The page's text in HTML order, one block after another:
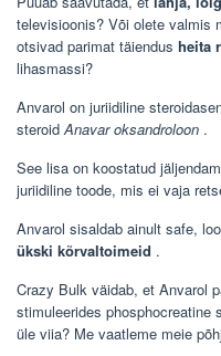
televisioonis? Või olete valmis
otsivad parimat täiendus heita
lihasmassi?
Anvarol on juriidiline
steroidAnavar oksandroloon .
See lisa on koostatud
juriidiline toode, mis ei vaja
Anvarol sisaldab ainult safe,
ükski kõrvaltoimeid .
Crazy Bulk väidab, et Anvarol
stimuleerides
üle viia? Me vaatleme meie